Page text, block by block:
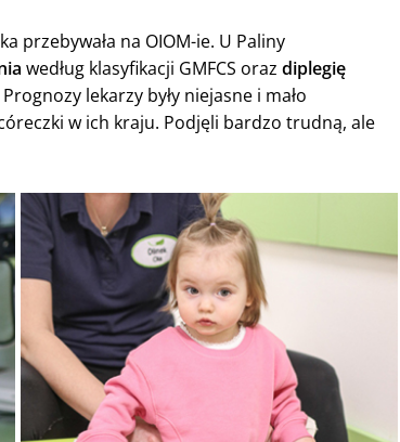
przebywała na OIOM-ie. U Paliny
według klasyfikacji GMFCS oraz diplegię
Prognozy lekarzy były niejasne i mało
w ich kraju. Podjęli bardzo trudną, ale